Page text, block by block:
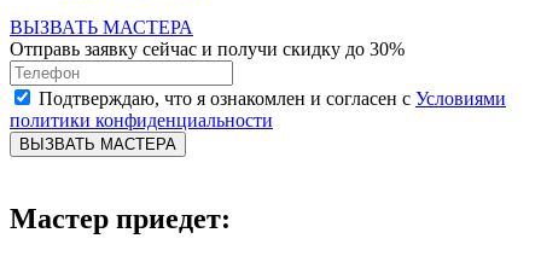
ВЫЗВАТЬ МАСТЕРА
Отправь заявку сейчас и получи скидку до 30%
Подтверждаю, что я ознакомлен и согласен с Условиями
политики конфиденциальности
ВЫЗВАТЬ МАСТЕРА
Мастер приедет: